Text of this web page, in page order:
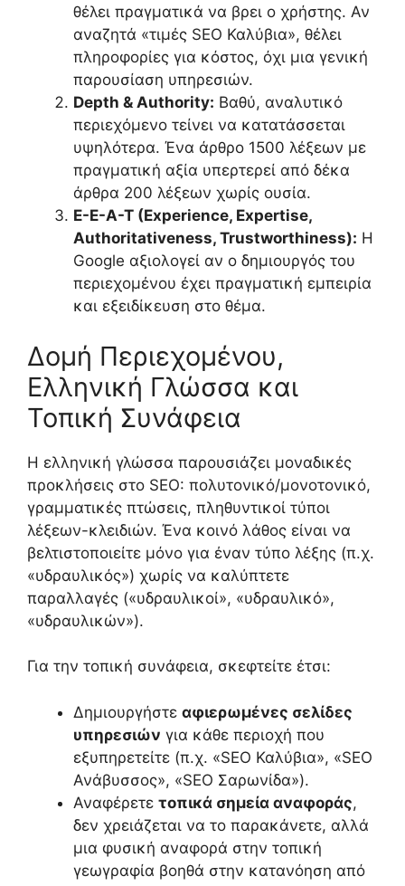
θέλει πραγματικά να βρει ο χρήστης. Αν
αναζητά «τιμές SEO Καλύβια», θέλει
πληροφορίες για κόστος, όχι μια γενική
παρουσίαση υπηρεσιών.
Depth & Authority: Βαθύ, αναλυτικό
περιεχόμενο τείνει να κατατάσσεται
υψηλότερα. Ένα άρθρο 1500 λέξεων με
πραγματική αξία υπερτερεί από δέκα
άρθρα 200 λέξεων χωρίς ουσία.
E-E-A-T (Experience, Expertise,
Authoritativeness, Trustworthiness): Η
Google αξιολογεί αν ο δημιουργός του
περιεχομένου έχει πραγματική εμπειρία
και εξειδίκευση στο θέμα.
Δομή Περιεχομένου,
Ελληνική Γλώσσα και
Τοπική Συνάφεια
Η ελληνική γλώσσα παρουσιάζει μοναδικές
προκλήσεις στο SEO: πολυτονικό/μονοτονικό,
γραμματικές πτώσεις, πληθυντικοί τύποι
λέξεων-κλειδιών. Ένα κοινό λάθος είναι να
βελτιστοποιείτε μόνο για έναν τύπο λέξης (π.χ.
«υδραυλικός») χωρίς να καλύπτετε
παραλλαγές («υδραυλικοί», «υδραυλικό»,
«υδραυλικών»).
Για την τοπική συνάφεια, σκεφτείτε έτσι:
Δημιουργήστε αφιερωμένες σελίδες
υπηρεσιών για κάθε περιοχή που
εξυπηρετείτε (π.χ. «SEO Καλύβια», «SEO
Ανάβυσσος», «SEO Σαρωνίδα»).
Αναφέρετε τοπικά σημεία αναφοράς,
δεν χρειάζεται να το παρακάνετε, αλλά
μια φυσική αναφορά στην τοπική
γεωγραφία βοηθά στην κατανόηση από